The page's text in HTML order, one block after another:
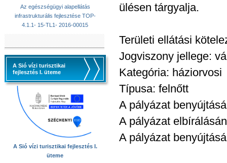
Az egészségügyi alapellátás
infrastrukturális fejlesztése TOP-
4.1.1- 15-TL1- 2016-00015
A Sió vízi turisztikai
fejlesztés I. üteme
A Sió vízi turisztikai fejlesztés I.
üteme
ülésen tárgyalja.
Területi ellátási
Jogviszony jellege:
Kategória: háziorvosi
Típusa: felnőtt
A pályázat
A pályázat
A pályázat